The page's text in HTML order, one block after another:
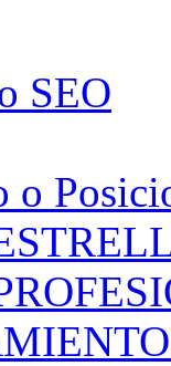
SEO
o